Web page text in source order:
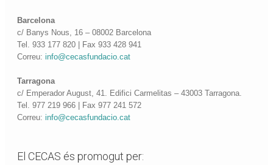
Barcelona
c/ Banys Nous, 16 – 08002 Barcelona
Tel. 933 177 820 | Fax 933 428 941
Correu:info@cecasfundacio.cat
Tarragona
c/ Emperador August, 41. Edifici Carmelitas – 43003 Tarragona.
Tel. 977 219 966 | Fax 977 241 572
Correu:info@cecasfundacio.cat
El CECAS és promogut per: